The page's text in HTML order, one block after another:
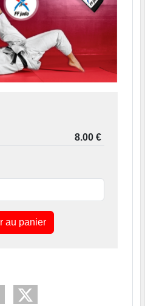
au panier